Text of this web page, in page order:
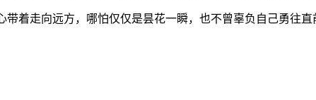
着走向远方，哪怕仅仅是昙花一瞬，也不曾辜负自己勇往直